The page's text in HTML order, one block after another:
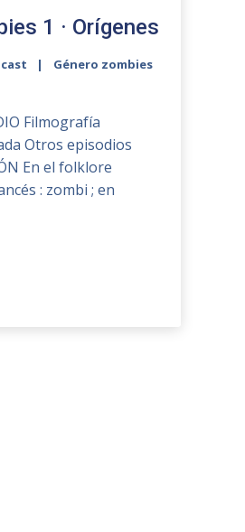
1 · Orígenes
Género zombies
Filmografía
Otros episodios
En el folklore
: zombi ; en